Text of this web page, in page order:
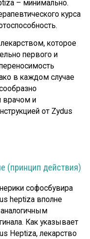
– минимально.
курса
которое
первого и
в каждом случае
врачом и
от Zydus
(принцип действия)
софосбувира
heptiza вполне
Как указывает
Heptiza, лекарство